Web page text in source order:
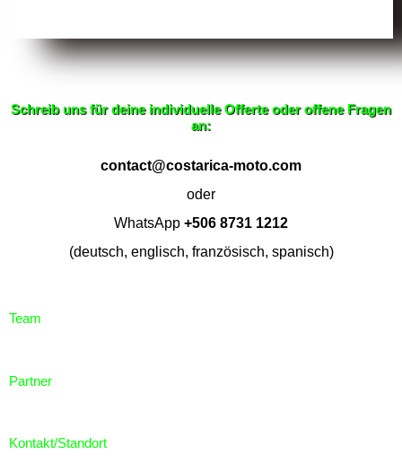
Schreib uns für deine individuelle Offerte oder offene Fragen
an:
contact@costarica-moto.com
oder
WhatsApp +506 8731 1212
(deutsch, englisch, französisch, spanisch)
Team
Partner
Kontakt/Standort